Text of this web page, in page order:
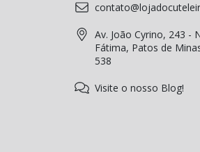
Av. João Cyrino, 243 -
Fátima, Patos de
538
Visite o nosso Blog!